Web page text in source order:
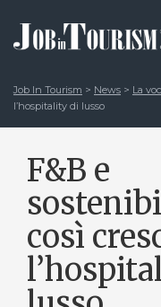
Job In Tourism > News > La
l’hospitality di lusso
F&B e
così